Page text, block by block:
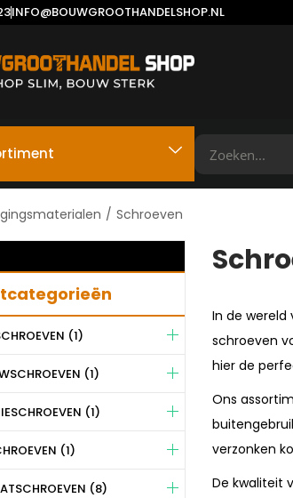
INFO@BOUWGROOTHANDELSHOP.NL
/ Schroeven
In de wereld
schroeven
hier de
Ons
verzonken
De kwaliteit
(1)
(1)
(1)
(1)
(8)